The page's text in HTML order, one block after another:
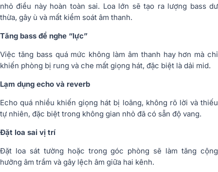
nhỏ điều này hoàn toàn sai. Loa lớn sẽ tạo ra lượng bass dư
thừa, gây ù và mất kiểm soát âm thanh.
Tăng bass để nghe “lực”
Việc tăng bass quá mức không làm âm thanh hay hơn mà chỉ
khiến phòng bị rung và che mất giọng hát, đặc biệt là dải mid.
Lạm dụng echo và reverb
Echo quá nhiều khiến giọng hát bị loãng, không rõ lời và thiếu
tự nhiên, đặc biệt trong không gian nhỏ đã có sẵn độ vang.
Đặt loa sai vị trí
Đặt loa sát tường hoặc trong góc phòng sẽ làm tăng cộng
hưởng âm trầm và gây lệch âm giữa hai kênh.